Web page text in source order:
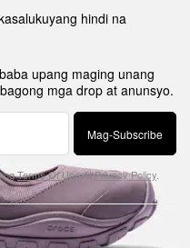
hindi na
upang maging unang
mga drop at anunsyo.
Mag-Subscribe
Terms Of UseAtPrivacy Policy